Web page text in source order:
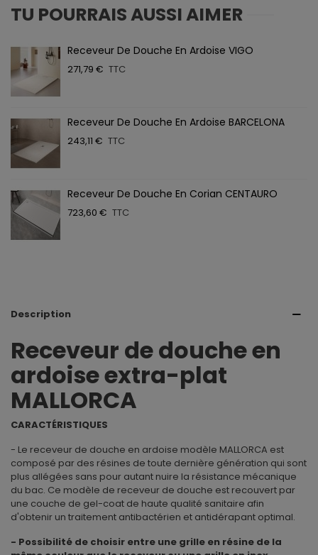
TU POURRAIS AUSSI AIMER
Receveur De Douche En Ardoise VIGO
271,79 € TTC
Receveur De Douche En Ardoise BARCELONA
243,11 € TTC
Receveur De Douche En Corian CENTAURO
723,60 € TTC
Description
Receveur de douche en
ardoise extra-plat
MALLORCA
CARACTÉRISTIQUES
- Le receveur de douche en ardoise modèle MALLORCA est
composé par des résines de toute dernière génération qui sont
plus allégées sans pour autant nuire la résistance mécanique
du bac. Ce modèle de receveur de douche est recouvert par
une couche de gel-coat de haute qualité sanitaire afin
d'obtenir un traitement antibactérien et antidérapant optimal.
- Possibilité de choisir entre une grille en résine de la